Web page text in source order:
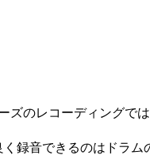
ズのレコーディングでは
録音できるのはドラム